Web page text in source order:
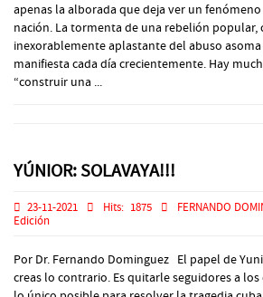
apenas la alborada que deja ver un
nación. La tormenta de una rebelión popular,
inexorablemente aplastante del abuso
manifiesta cada día crecientemente. Hay
“construir una ...
YÚNIOR: SOLAVAYA!!!
23-11-2021 Hits: 1875 FERNANDO
Edición
Por Dr. Fernando Dominguez El papel de
creas lo contrario. Es quitarle seguidores a